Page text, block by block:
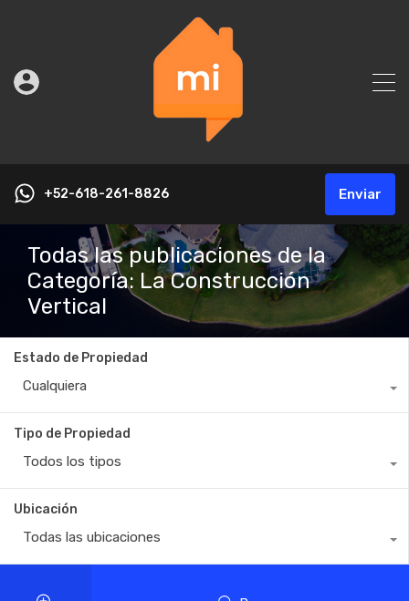
+52-618-261-8826 Enviar
Todas las publicaciones de la
Categoría: La Construcción
Vertical
Estado de Propiedad
Cualquiera
Tipo de Propiedad
Todos los tipos
Ubicación
Todas las ubicaciones